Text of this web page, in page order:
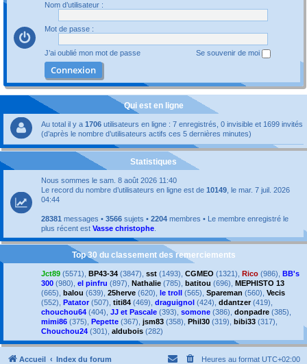
Nom d’utilisateur :
Mot de passe :
J’ai oublié mon mot de passe Se souvenir de moi
Qui est en ligne
Au total il y a 1706 utilisateurs en ligne : 7 enregistrés, 0 invisible et 1699 invités
(d’après le nombre d’utilisateurs actifs ces 5 dernières minutes)
Statistiques
Nous sommes le sam. 8 août 2026 11:40
Le record du nombre d’utilisateurs en ligne est de 10149 , le mar. 7 juil. 2026
04:44
28381 messages • 3566 sujets • 2204 membres • Le membre enregistré le
plus récent est Vasse christophe
Top 30 du classement des remerciements
Jct89 (5571), BP43-34 (3847), sst (1493), CGMEO (1321), Rico (986), BB's
300 (980), el pinfru (897), Nathalie (785), batitou (696), MEPHISTO 13
(665), balou (639), 25herve (620), le troll (565), Spareman (560), Vecis
(552), Patator (507), titi84 (469), draguignol (424), ddantzer(419),
chouchou64 (404), JJ et Pascale (393), somone (386), donpadre (385),
mimi86 (375), Pepette (367), jsm83 (358), Phil30 (319), bibi33 (317),
Chouchou24 (301), aldubois (282)
Accueil Index du forum Heures au format UTC+02:00